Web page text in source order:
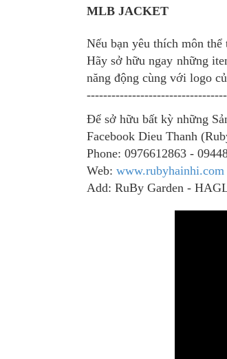
MLB JACKET
Nếu bạn yêu thích môn
Hãy sở hữu ngay những
năng động cùng với logo
Để sở hữu bất kỳ những
Facebook Dieu Thanh
Phone: 0976612863 -
Web:www.rubyhainhi.com
Add: RuBy Garden -